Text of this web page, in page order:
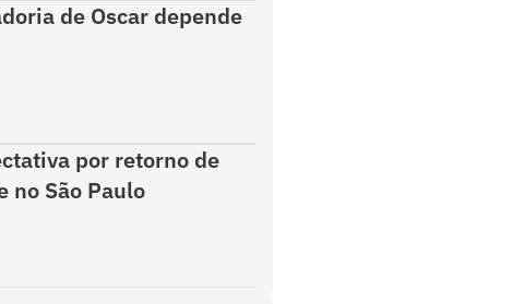
de Oscar depende
por retorno de
no São Paulo